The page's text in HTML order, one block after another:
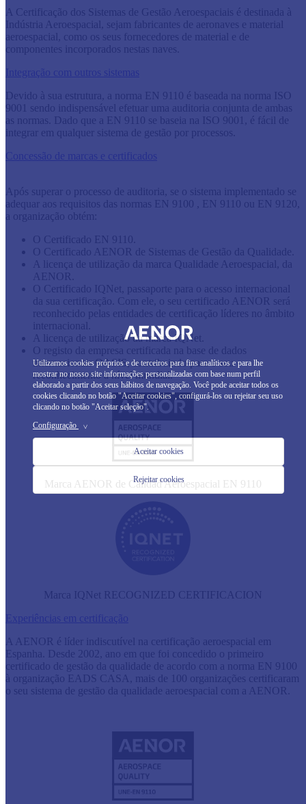
Utilizamos cookies próprios e de terceiros para fins analíticos e para lhe
mostrar no nosso site informações personalizadas com base num perfil
elaborado a partir dos seus hábitos de navegação. Você pode aceitar todos os
cookies clicando no botão "Aceitar cookies", configurá-los ou rejeitar seu uso
clicando no botão "Aceitar seleção".
Configuração
>
Aceitar cookies
Rejeitar cookies
A Certificação dos Sistemas de Gestão Aeroespaciais é destinada à
Indústria Aeroespacial, sejam fabricantes de aeronaves e material
aeroespacial, como os seus fornecedores de material e de
componentes incorporados nestas naves.
Integração com outros sistemas
Devido à sua estrutura, a norma EN 9110 é baseada na norma ISO
9001 sendo indispensável efetuar uma auditoria conjunta de ambas
as normas. Dado que a EN 9110 se baseia na ISO 9001, ​é fácil de
integrar em qualquer sistema de gestão por processos.
Concessão de marcas e certificados
Após superar o processo de auditoria, se o sistema implementado se
adequar aos requisitos das normas EN 9100 , EN 9110 ou EN 9120,
a organização obtém:
O Certificado EN 9110.
O Certificado AENOR de Sistemas de Gestão da Qualidade.
A licença de utilização da marca Qualidade Aeroespacial, da
AENOR.
O Certificado IQNet, passaporte para o acesso internacional
da sua certificação. Com ele, o seu certificado AENOR será
reconhecido pelas entidades de certificação líderes no âmbito
internacional.
A licença de utilização da marca IQNet.
O registo da empresa certificada na base de dados
internacionais OASIS, contribuindo para o seu
reconhecimento a nível mundial.
Marca AENOR de Calidad Aeroespacial EN 9110
Marca IQNet RECOGNIZED CERTIFICACION
Experiências em certificação
A AENOR é líder indiscutível na certificação aeroespacial em
Espanha. Desde 2002, ano em que foi concedido o primeiro
certificado de gestão da qualidade de acordo com a norma EN 9100
à organização EADS CASA, mais de 100 organizações certificaram
o seu sistema de gestão da qualidade aeroespacial com a AENOR.